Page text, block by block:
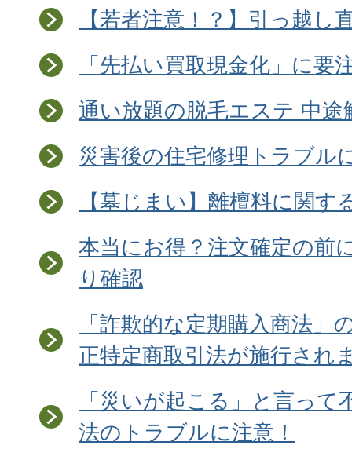
【若者注意！？】引っ越し
「先払い買取現金化」に要
通い放題の脱毛エステ 中途
災害後の住宅修理トラブル
【墓じまい】離檀料に関
本当にお得？注文確定の前
り確認
「詐欺的な定期購入商法」
正特定商取引法が施行され
「災いが起こる」と言っ
法のトラブルに注意！